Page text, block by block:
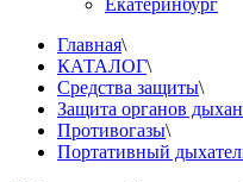
Главная\
КАТАЛОГ\
Средства защиты\
Защита органов
Противогазы\
Портативный